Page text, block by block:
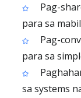
Pag-
para sa
Pag-
para sa
sa systems